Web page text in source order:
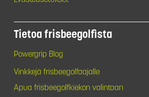
Tietoa frisbeegolfista
Powergrip Blog
Vinkkejä frisbeegolfaajalle
Apua frisbeegolfkiekon valintaan